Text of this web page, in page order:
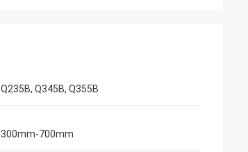
Q235B, Q345B, Q355B
300mm-700mm